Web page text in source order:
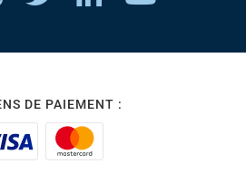
DE PAIEMENT :